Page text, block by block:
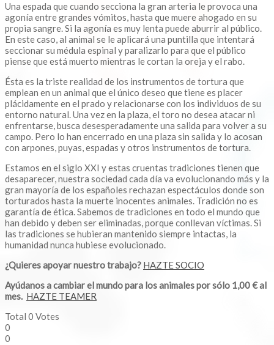
Una espada que cuando secciona la gran arteria le provoca una
agonía entre grandes vómitos, hasta que muere ahogado en su
propia sangre. Si la agonía es muy lenta puede aburrir al público.
En este caso, al animal se le aplicará una puntilla que intentará
seccionar su médula espinal y paralizarlo para que el público
piense que está muerto mientras le cortan la oreja y el rabo.
Ésta es la triste realidad de los instrumentos de tortura que
emplean en un animal que el único deseo que tiene es placer
plácidamente en el prado y relacionarse con los individuos de su
entorno natural. Una vez en la plaza, el toro no desea atacar ni
enfrentarse, busca desesperadamente una salida para volver a su
campo. Pero lo han encerrado en una plaza sin salida y lo acosan
con arpones, puyas, espadas y otros instrumentos de tortura.
Estamos en el siglo XXI y estas cruentas tradiciones tienen que
desaparecer, nuestra sociedad cada día va evolucionando más y la
gran mayoría de los españoles rechazan espectáculos donde son
torturados hasta la muerte inocentes animales. Tradición no es
garantía de ética. Sabemos de tradiciones en todo el mundo que
han debido y deben ser eliminadas, porque conllevan víctimas. Si
las tradiciones se hubieran mantenido siempre intactas, la
humanidad nunca hubiese evolucionado.
¿Quieres apoyar nuestro trabajo? HAZTE SOCIO
Ayúdanos a cambiar el mundo para los animales por sólo 1,00 € al
mes. HAZTE TEAMER
Total 0 Votes
0
0